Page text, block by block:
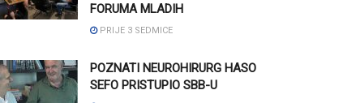
FORUMA MLADIH
PRIJE 3 SEDMICE
POZNATI NEUROHIRURG HASO
SEFO PRISTUPIO SBB-U